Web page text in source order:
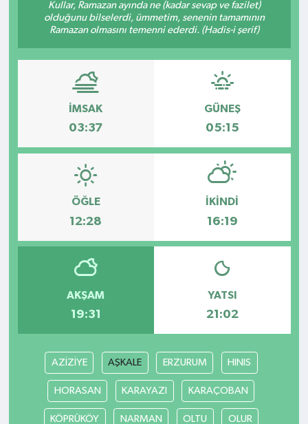
Kullar, Ramazan ayında ne (kadar sevap ve fazilet)
olduğunu bilselerdi, ümmetim, senenin tamamının
Ramazan olmasını temenni ederdi. (Hadis-i şerif)
İMSAK
03:37
GÜNEŞ
05:15
ÖĞLE
12:28
İKINDI
16:19
AKŞAM
19:31
YATSI
21:02
AZİZİYE AŞKALE ERZURUM HINIS
HORASAN KARAYAZI KARAÇOBAN
KÖPRÜKÖY NARMAN OLTU OLUR
Kültür - Sanat
Yaşam